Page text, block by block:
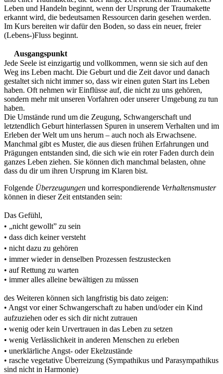
Leben und Handeln beginnt, wenn der Ursprung der Traumakette
erkannt wird, die bedeutsamen Ressourcen darin gesehen werden.
Im Kurs bereiten wir dafür den Boden, so dass ein neuer, freier
(Lebens-)Fluss beginnt.
Ausgangspunkt
Jede Seele ist einzigartig und vollkommen, wenn sie sich auf den
Weg ins Leben macht. Die Geburt und die Zeit davor und danach
gestaltet sich nicht immer so, dass wir einen guten Start ins Leben
haben. Oft nehmen wir Einflüsse auf, die nicht zu uns gehören,
sondern mehr mit unseren Vorfahren oder unserer Umgebung zu tun
haben.
Die Umstände rund um die Zeugung, Schwangerschaft und
letztendlich Geburt hinterlassen Spuren in unserem Verhalten und im
Erleben der Welt um uns herum – auch noch als Erwachsene.
Manchmal gibt es Muster, die aus diesen frühen Erfahrungen und
Prägungen entstanden sind, die sich wie ein roter Faden durch dein
ganzes Leben ziehen. Sie können dich manchmal belasten, ohne
dass du dir um ihren Ursprung im Klaren bist.
Folgende Überzeugungen und korrespondierende Verhaltensmuster
können in dieser Zeit entstanden sein:
Das Gefühl,
• „nicht gewollt” zu sein
• dass dich keiner versteht
• nicht dazu zu gehören
• immer wieder in denselben Prozessen festzustecken
• auf Rettung zu warten
• immer alles alleine bewältigen zu müssen
des Weiteren können sich langfristig bis dato zeigen:
• Angst vor einer Schwangerschaft zu haben und/oder ein Kind
aufzuziehen oder es sich dir nicht zutrauen
• wenig oder kein Urvertrauen in das Leben zu setzen
• wenig Verlässlichkeit in anderen Menschen zu erleben
• unerklärliche Angst- oder Ekelzustände
• rasche vegetative Überreizung (Sympathikus und Parasympathikus
sind nicht in Harmonie)